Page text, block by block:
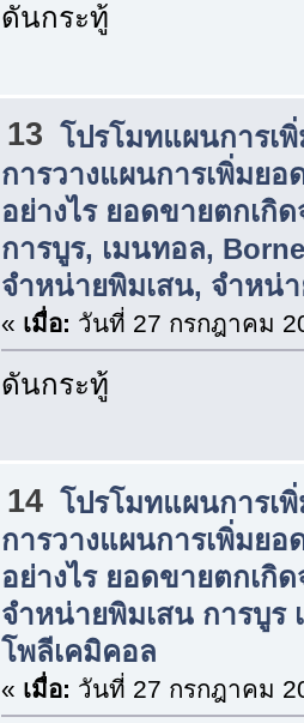
ดันกระทู้
13 โปรโมทแผนการเ
การวางแผนการเพิ่มย
อย่างไร ยอดขายตกเกิด
การบูร, เมนทอล,
จำหน่ายพิมเสน, จำหน่
« เมื่อ: วันที่ 27 กรกฎาคม
ดันกระทู้
14 โปรโมทแผนการเ
การวางแผนการเพิ่มย
อย่างไร ยอดขายตกเกิด
จำหน่ายพิมเสน การบู
โพลีเคมิคอล
« เมื่อ: วันที่ 27 กรกฎาคม